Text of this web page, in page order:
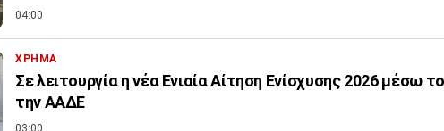
04:00
ΧΡΗΜΑ
Σε λειτουργία η νέα Ενιαία Αίτηση Ενίσχυσης 2026 μέσω
την ΑΑΔΕ
03:00